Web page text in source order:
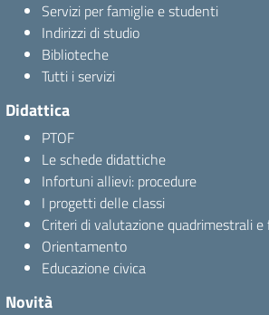
Servizi per famiglie e studenti
Indirizzi di studio
Biblioteche
Tutti i servizi
Didattica
PTOF
Le schede didattiche
Infortuni allievi: procedure
I progetti delle classi
Criteri di valutazione quadrimestrali e
Orientamento
Educazione civica
Novità